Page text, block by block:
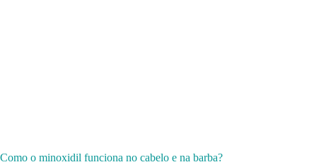
Como o minoxidil funciona no cabelo e na barba?